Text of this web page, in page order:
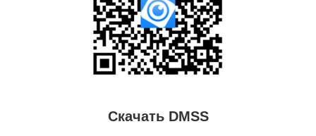
Скачать DMSS